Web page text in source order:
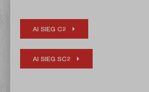
Al SIEG C2
Al SIEG SC2